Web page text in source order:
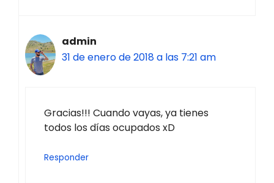
admin
31 de enero de 2018 a las 7:21 am
Gracias!!! Cuando vayas, ya tienes
todos los días ocupados xD
Responder